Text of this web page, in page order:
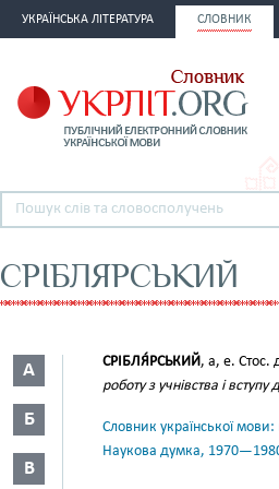
УКРАЇНСЬКА ЛІТЕРАТУРА СЛОВНИК
СРІБЛЯРСЬКИЙ
А
Б
В
СРІБЛЯ́РСЬКИЙ, а, е. Стос.
роботу з учнівства і
Словник української
Наукова думка,